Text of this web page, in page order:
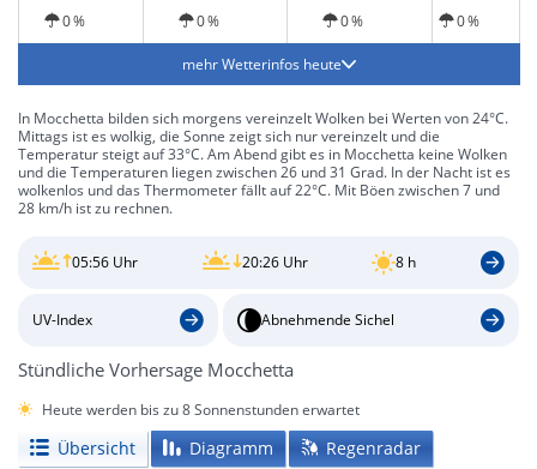
0 % 0 % 0 % 0 %
mehr Wetterinfos heute
In Mocchetta bilden sich morgens vereinzelt Wolken bei Werten von 24°C.
Mittags ist es wolkig, die Sonne zeigt sich nur vereinzelt und die
Temperatur steigt auf 33°C. Am Abend gibt es in Mocchetta keine Wolken
und die Temperaturen liegen zwischen 26 und 31 Grad. In der Nacht ist es
wolkenlos und das Thermometer fällt auf 22°C. Mit Böen zwischen 7 und
28 km/h ist zu rechnen.
05:56 Uhr 20:26 Uhr 8 h
UV-Index Abnehmende Sichel
Stündliche Vorhersage Mocchetta
Heute werden bis zu 8 Sonnenstunden erwartet
Übersicht Diagramm Regenradar